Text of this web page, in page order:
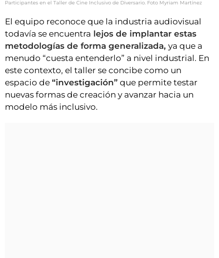
Participantes en el Taller de Cine Inclusivo de Diversario. Foto Myriam Martínez
El equipo reconoce que la industria audiovisual
todavía se encuentra lejos de implantar estas
metodologías de forma generalizada, ya que a
menudo “cuesta entenderlo” a nivel industrial. En
este contexto, el taller se concibe como un
espacio de “investigación” que permite testar
nuevas formas de creación y avanzar hacia un
modelo más inclusivo.